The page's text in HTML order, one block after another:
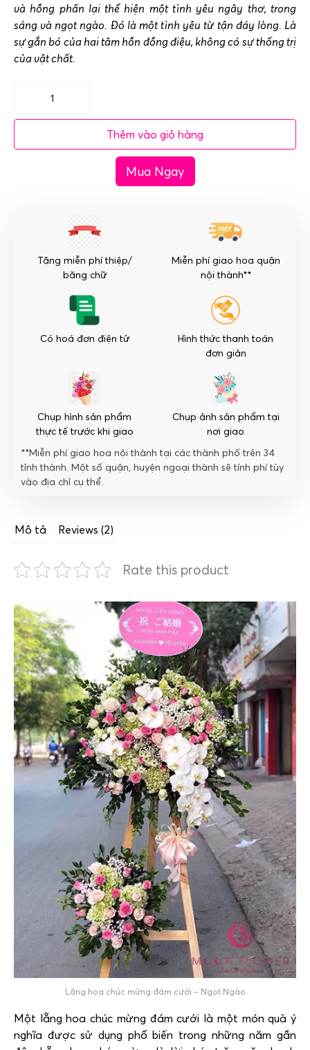
và hồng phấn lại thể hiện một tình yêu ngây thơ, trong
sáng và ngọt ngào. Đó là một tình yêu từ tận đáy lòng. Là
sự gắn bó của hai tâm hồn đồng điệu, không có sự thống trị
của vật chất.
Lãng
hoa
Ngào
lượng
Thêm vào giỏ hàng
Mua Ngay
Tặng miễn phí thiệp/
băng chữ
Miễn phí giao hoa quận
nội thành**
Có hoá đơn điện tử
Hình thức thanh toán
đơn giản
Chụp hình sản phẩm
thực tế trước khi giao
Chụp ảnh sản phẩm tại
nơi giao
**Miễn phí giao hoa nội thành tại các thành phố trên 34
tỉnh thành. Một số quận, huyện ngoại thành sẽ tính phí tùy
vào địa chỉ cụ thể.
Mô tả Reviews (2)
Rate this product
Lãng hoa chúc mừng đám cưới – Ngọt Ngào
Một lẵng hoa chúc mừng đám cưới là một món quà ý
nghĩa được sử dụng phổ biến trong những năm gần